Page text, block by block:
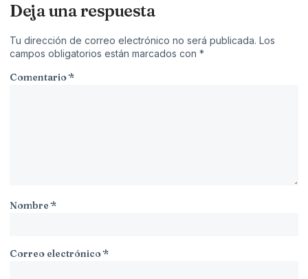
Deja una respuesta
Tu dirección de correo electrónico no será publicada. Los
campos obligatorios están marcados con *
Comentario*
Nombre*
Correo electrónico*